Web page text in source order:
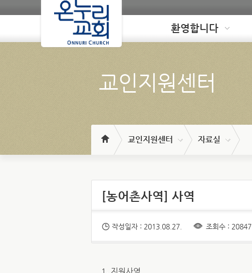
Loading 환영합니다
교인지원센터
교인지원센터 자료실
[농어촌사역] 사역
작성일자 : 2013.08.27. 조회수 : 20847